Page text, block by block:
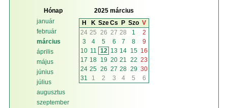
Hónap
január
február
március
április
május
június
július
augusztus
szeptember
2025 március
H
K SzeCs P Szo V
24 25 26 27 28 1
2
3
4 5 6 7 8
9
10 11 12 13 14 15 16
17 18 19 20 21 22 23
24 25 26 27 28 29 30
31
1 2 3 4 5 6